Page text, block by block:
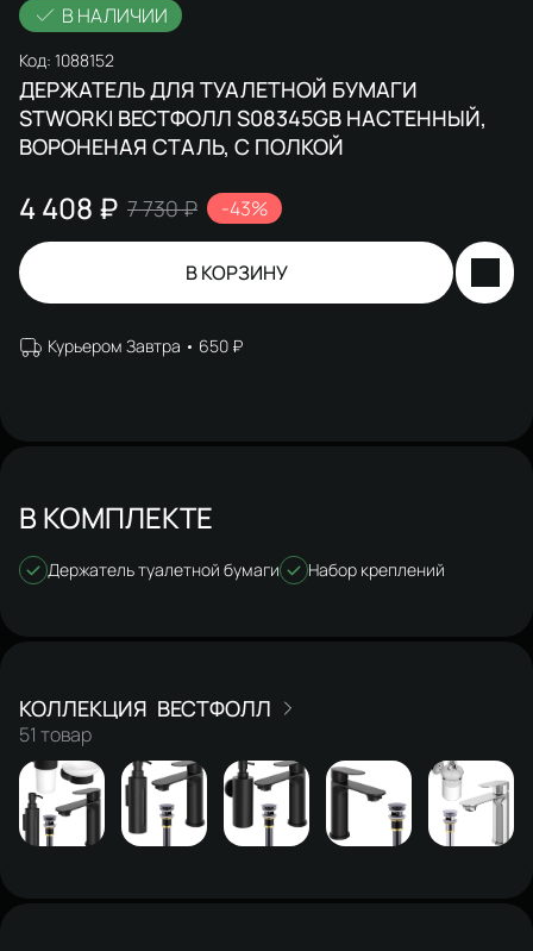
В НАЛИЧИИ
Код: 1088152
ДЕРЖАТЕЛЬ ДЛЯ ТУАЛЕТНОЙ БУМАГИ
STWORKI ВЕСТФОЛЛ S08345GB НАСТЕННЫЙ,
ВОРОНЕНАЯ СТАЛЬ, С ПОЛКОЙ
4 408 ₽ 7 730 ₽ -43%
В КОРЗИНУ
Курьером Завтра 650 ₽
В КОМПЛЕКТЕ
Держатель туалетной бумаги Набор креплений
ВЕСТФОЛЛ
51 товар